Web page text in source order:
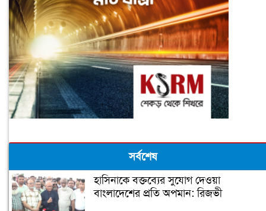
সর্বশেষ
হাসিনাকে বক্তব্যের সুযোগ দেওয়া
বাংলাদেশের প্রতি অপমান: রিজভী